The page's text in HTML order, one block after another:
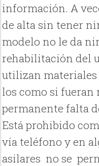
información. A
de alta sin tener
modelo no le da
rehabilitación del
utilizan
los como si fueran
permanente falta
Está prohibido
vía teléfono y en
asilares no se